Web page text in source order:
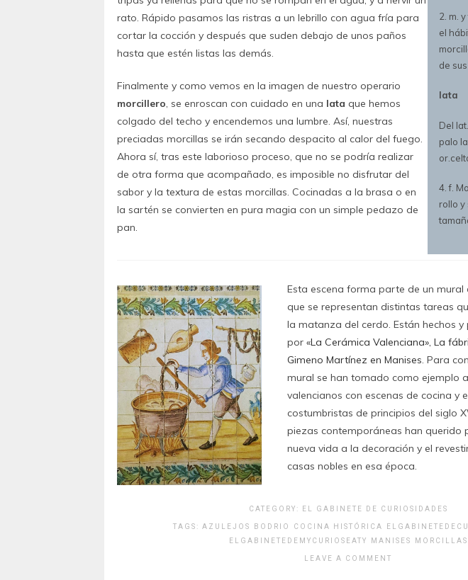
rato. Rápido pasamos las ristras a un lebrillo con agua fría para
cortar la cocción y después que suden debajo de unos paños
hasta que estén listas las demás.
Finalmente y como vemos en la imagen de nuestro operario
morcillero, se enroscan con cuidado en una lata que hemos
colgado del techo y encendemos una lumbre. Así, nuestras
preciadas morcillas se irán secando despacito al calor del fuego.
Ahora sí, tras este laborioso proceso, que no se podría realizar
de otra forma que acompañado, es imposible no disfrutar del
sabor y la textura de estas morcillas. Cocinadas a la brasa o en
la sartén se convierten en pura magia con un simple pedazo de
pan.
2. m.
el
de
lata
Del
palo
4. f.
rollo y
Esta escena forma parte de un mural
que se representan distintas tareas
la matanza del cerdo. Están hechos
por «La Cerámica Valenciana», La
Gimeno Martínez en Manises. Para
mural se han tomado como ejemplo
valencianos con escenas de cocina y
costumbristas de principios del siglo
piezas contemporáneas han querido
nueva vida a la decoración y el
casas nobles en esa época.
CATEGORY: EL GABINETE DE CURIOSIDADES
TAGS: AZULEJOS BODRIO COCINA HISTÓRICA
ELGABINETEDEMYCURIOSEATY
MANISES MORCILLAS
LEAVE A COMMENT